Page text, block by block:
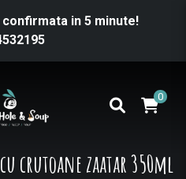
in 5 minute!
0
crutoane zaatar 350ml